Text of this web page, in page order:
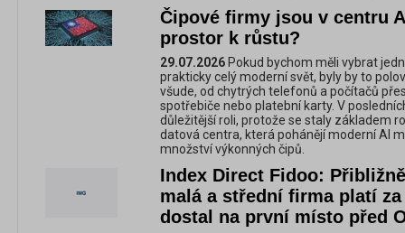
Čipové firmy jsou v centru
prostor k růstu?
29.07.2026 Pokud bychom měli vybrat
prakticky celý moderní svět, byly by to
všude, od chytrých telefonů a počítačů
spotřebiče nebo platební karty. V
důležitější roli, protože se staly základem
datová centra, která pohánějí moderní AI
množství výkonných čipů.
Index Direct Fidoo:
malá a střední firma platí
dostal na první místo před